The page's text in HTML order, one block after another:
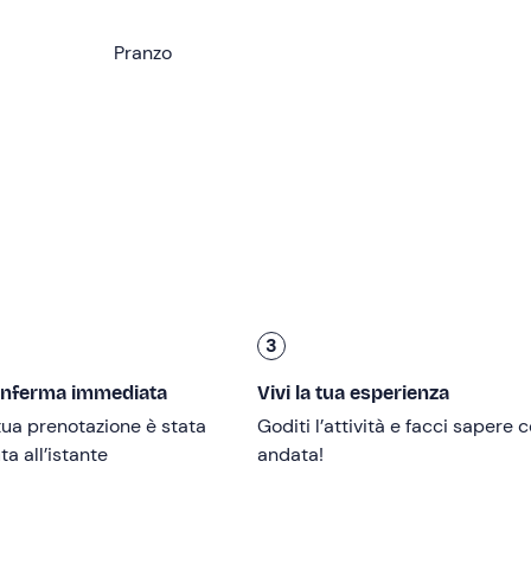
, famosa per le sue alte dune con ginepri e altre piante
La meraviglia naturalistica di Capo Comino è completata
rosso raggiungibile a nuoto (o a piedi a seconda
Pranzo
immediata
prenotazione è stata
all’istante
3
Vivi la tua esperienza
Goditi l’attività e facci sapere
andata!